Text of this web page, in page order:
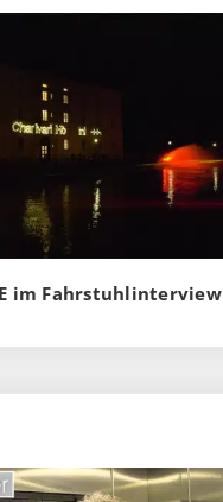
im Fahrstuhlinterview